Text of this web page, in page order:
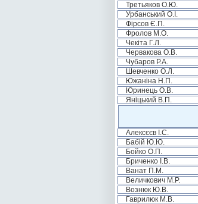
Третьяков О.Ю.
Урбанський О.І.
Фірсов Є.П.
Фролов М.О.
Чекіта Г.Л.
Червакова О.В.
Чубаров Р.А.
Шевченко О.Л.
Южаніна Н.П.
Юринець О.В.
Яніцький В.П.
Алексєєв І.С.
Бабій Ю.Ю.
Бойко О.П.
Бриченко І.В.
Ванат П.М.
Величкович М.Р.
Вознюк Ю.В.
Гаврилюк М.В.